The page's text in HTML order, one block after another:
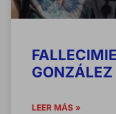
GONZÁLEZ
LEER MÁS »